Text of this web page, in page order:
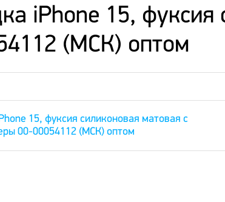
iPhone 15, фуксия
(МСК) оптом